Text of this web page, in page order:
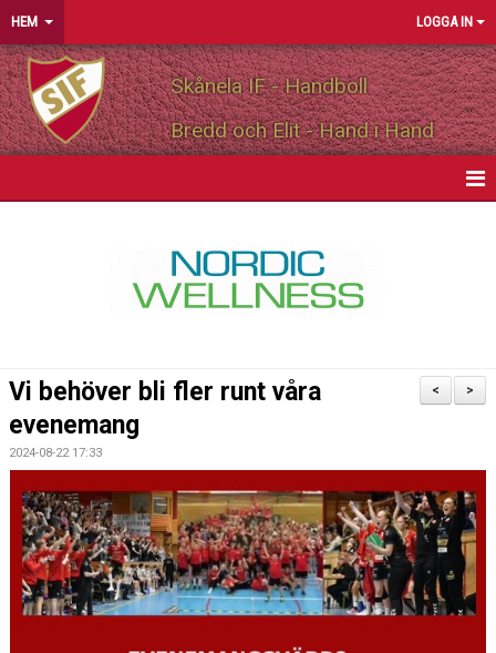
HEM LOGGA IN
Skånela IF - Handboll
Bredd och Elit - Hand i Hand
PARTNERS
MATCHER
KALENDER
KONTAKT LAG
DOMARE/FUNKTIONÄRER
>
<
Vi behöver bli fler runt våra
evenemang
2024-08-22 17:33